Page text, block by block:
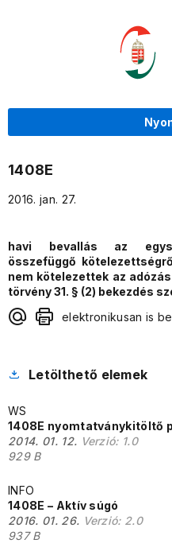
1408E
2016. jan. 27.
havi bevallás az
összefüggő
nem kötelezettek az
törvény 31. § (2) bekezdés
elektronikusan is
Letölthető elemek
WS
1408E nyomtatványkitöltő
2014. 01. 12. Verzió: 1.0
929 B
INFO
1408E – Aktív súgó
2016. 01. 26. Verzió: 2.0
937 B